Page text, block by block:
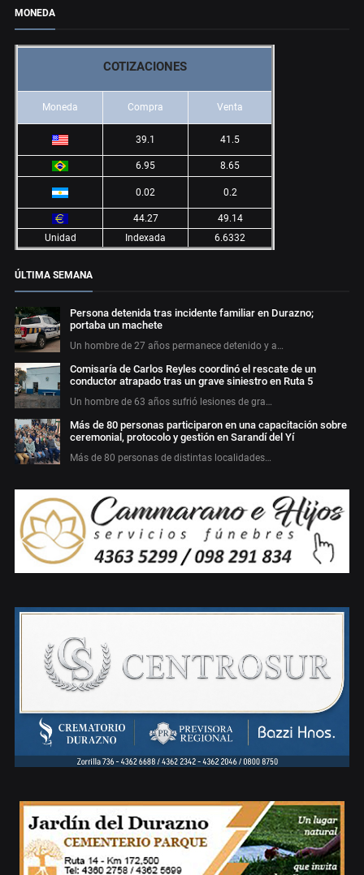
MONEDA
COTIZACIONES
Moneda Compra Venta
39.1 41.5
6.95 8.65
0.02 0.2
44.27
49.14
Unidad
Indexada 6.6332
ÚLTIMA SEMANA
Persona detenida tras incidente familiar en Durazno;
portaba un machete
Un hombre de 27 años permanece detenido y a…
Comisaría de Carlos Reyles coordinó el rescate de un
conductor atrapado tras un grave siniestro en Ruta 5
Un hombre de 63 años sufrió lesiones de gra…
Más de 80 personas participaron en una capacitación sobre
ceremonial, protocolo y gestión en Sarandí del Yí
Más de 80 personas de distintas localidades…